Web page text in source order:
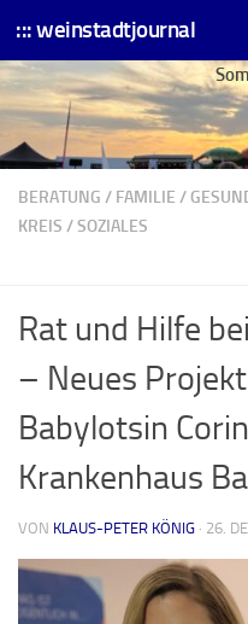
Skip to content
::: weinstadtjournal
BERATUNG / FAMILIE /
KREIS /SOZIALES
Rat und Hilfe
– Neues
Babylotsin
Krankenhaus
VON KLAUS-PETER KÖNIG · 26.